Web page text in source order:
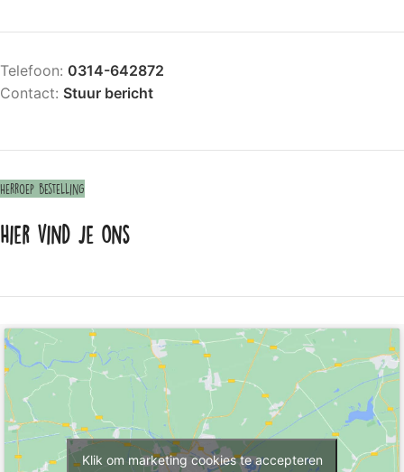
Telefoon: 0314-642872
Contact: Stuur bericht
Herroep bestelling
Hier vind je ons
Klik om marketing cookies te accepteren